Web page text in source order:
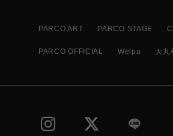
PARCO ART PARCO STAGE
PARCO OFFICIAL Welpa 大丸